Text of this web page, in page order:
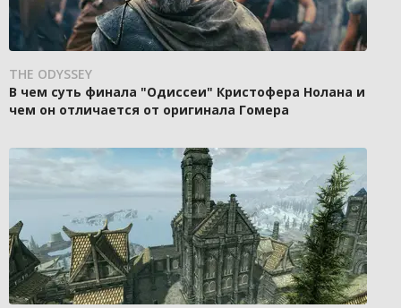
THE ODYSSEY
В чем суть финала "Одиссеи" Кристофера Нолана и
чем он отличается от оригинала Гомера